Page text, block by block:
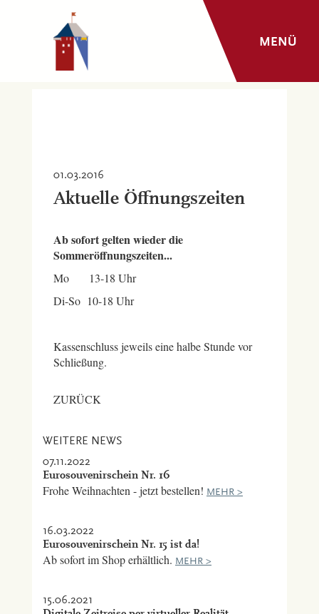
MENÜ
01.03.2016
Aktuelle Öffnungszeiten
Ab sofort gelten wieder die
Sommeröffnungszeiten...
Mo 13-18 Uhr
Di-So 10-18 Uhr
Kassenschluss jeweils eine halbe Stunde vor
Schließung.
ZURÜCK
WEITERE NEWS
07.11.2022
Eurosouvenirschein Nr. 16
Frohe Weihnachten - jetzt bestellen! MEHR >
16.03.2022
Eurosouvenirschein Nr. 15 ist da!
Ab sofort im Shop erhältlich. MEHR >
15.06.2021